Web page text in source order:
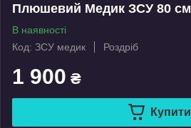
Плюшевий Медик ЗСУ 80 см
В наявності
Код: ЗСУ медик
Роздріб
1 900 ₴
Купити